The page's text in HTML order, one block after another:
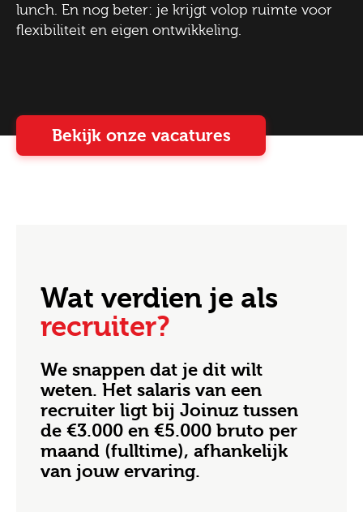
lunch. En nog beter: je krijgt volop ruimte voor
flexibiliteit en eigen ontwikkeling.
Bekijk onze vacatures
Wat verdien je als
recruiter?
We snappen dat je dit wilt
weten. Het salaris van een
recruiter ligt bij Joinuz tussen
de €3.000 en €5.000 bruto per
maand (fulltime), afhankelijk
van jouw ervaring.